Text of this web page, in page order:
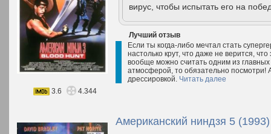
вирус, чтобы испытать его на
Лучший отзыв
Если ты когда-либо мечтал стать
настолько крут, что даже не верится,
вообще можно считать одним из
атмосферой, то обязательно посмотри!
дрессировкой. Читать далее
3.6
4.344
Американский ниндзя 5 (1993)